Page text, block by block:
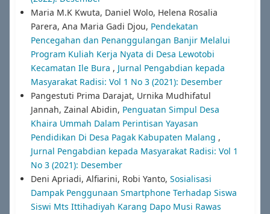
Maria M.K Kwuta, Daniel Wolo, Helena Rosalia
Parera, Ana Maria Gadi Djou, Pendekatan
Pencegahan dan Penanggulangan Banjir Melalui
Program Kuliah Kerja Nyata di Desa Lewotobi
Kecamatan Ile Bura , Jurnal Pengabdian kepada
Masyarakat Radisi: Vol 1 No 3 (2021): Desember
Pangestuti Prima Darajat, Urnika Mudhifatul
Jannah, Zainal Abidin, Penguatan Simpul Desa
Khaira Ummah Dalam Perintisan Yayasan
Pendidikan Di Desa Pagak Kabupaten Malang ,
Jurnal Pengabdian kepada Masyarakat Radisi: Vol 1
No 3 (2021): Desember
Deni Apriadi, Alfiarini, Robi Yanto, Sosialisasi
Dampak Penggunaan Smartphone Terhadap Siswa
Siswi Mts Ittihadiyah Karang Dapo Musi Rawas